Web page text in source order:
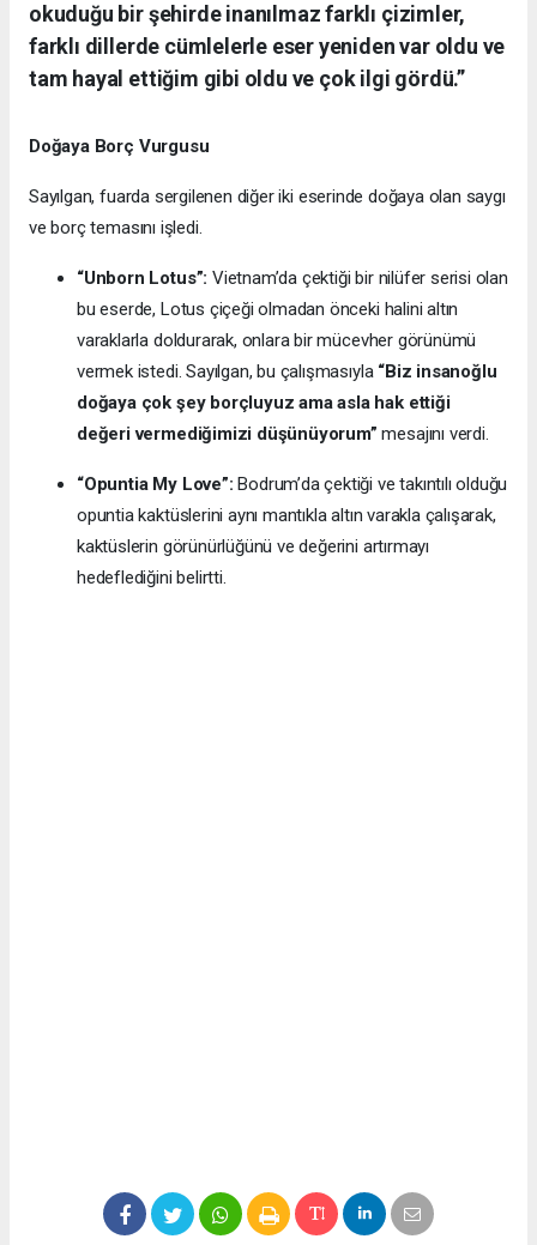
okuduğu bir şehirde inanılmaz farklı çizimler,
farklı dillerde cümlelerle eser yeniden var oldu ve
tam hayal ettiğim gibi oldu ve çok ilgi gördü.”
Doğaya Borç Vurgusu
Sayılgan, fuarda sergilenen diğer iki eserinde doğaya olan saygı
ve borç temasını işledi.
“Unborn Lotus”: Vietnam’da çektiği bir nilüfer serisi olan
bu eserde, Lotus çiçeği olmadan önceki halini altın
varaklarla doldurarak, onlara bir mücevher görünümü
vermek istedi. Sayılgan, bu çalışmasıyla “Biz insanoğlu
doğaya çok şey borçluyuz ama asla hak ettiği
değeri vermediğimizi düşünüyorum” mesajını verdi.
“Opuntia My Love”: Bodrum’da çektiği ve takıntılı olduğu
opuntia kaktüslerini aynı mantıkla altın varakla çalışarak,
kaktüslerin görünürlüğünü ve değerini artırmayı
hedeflediğini belirtti.